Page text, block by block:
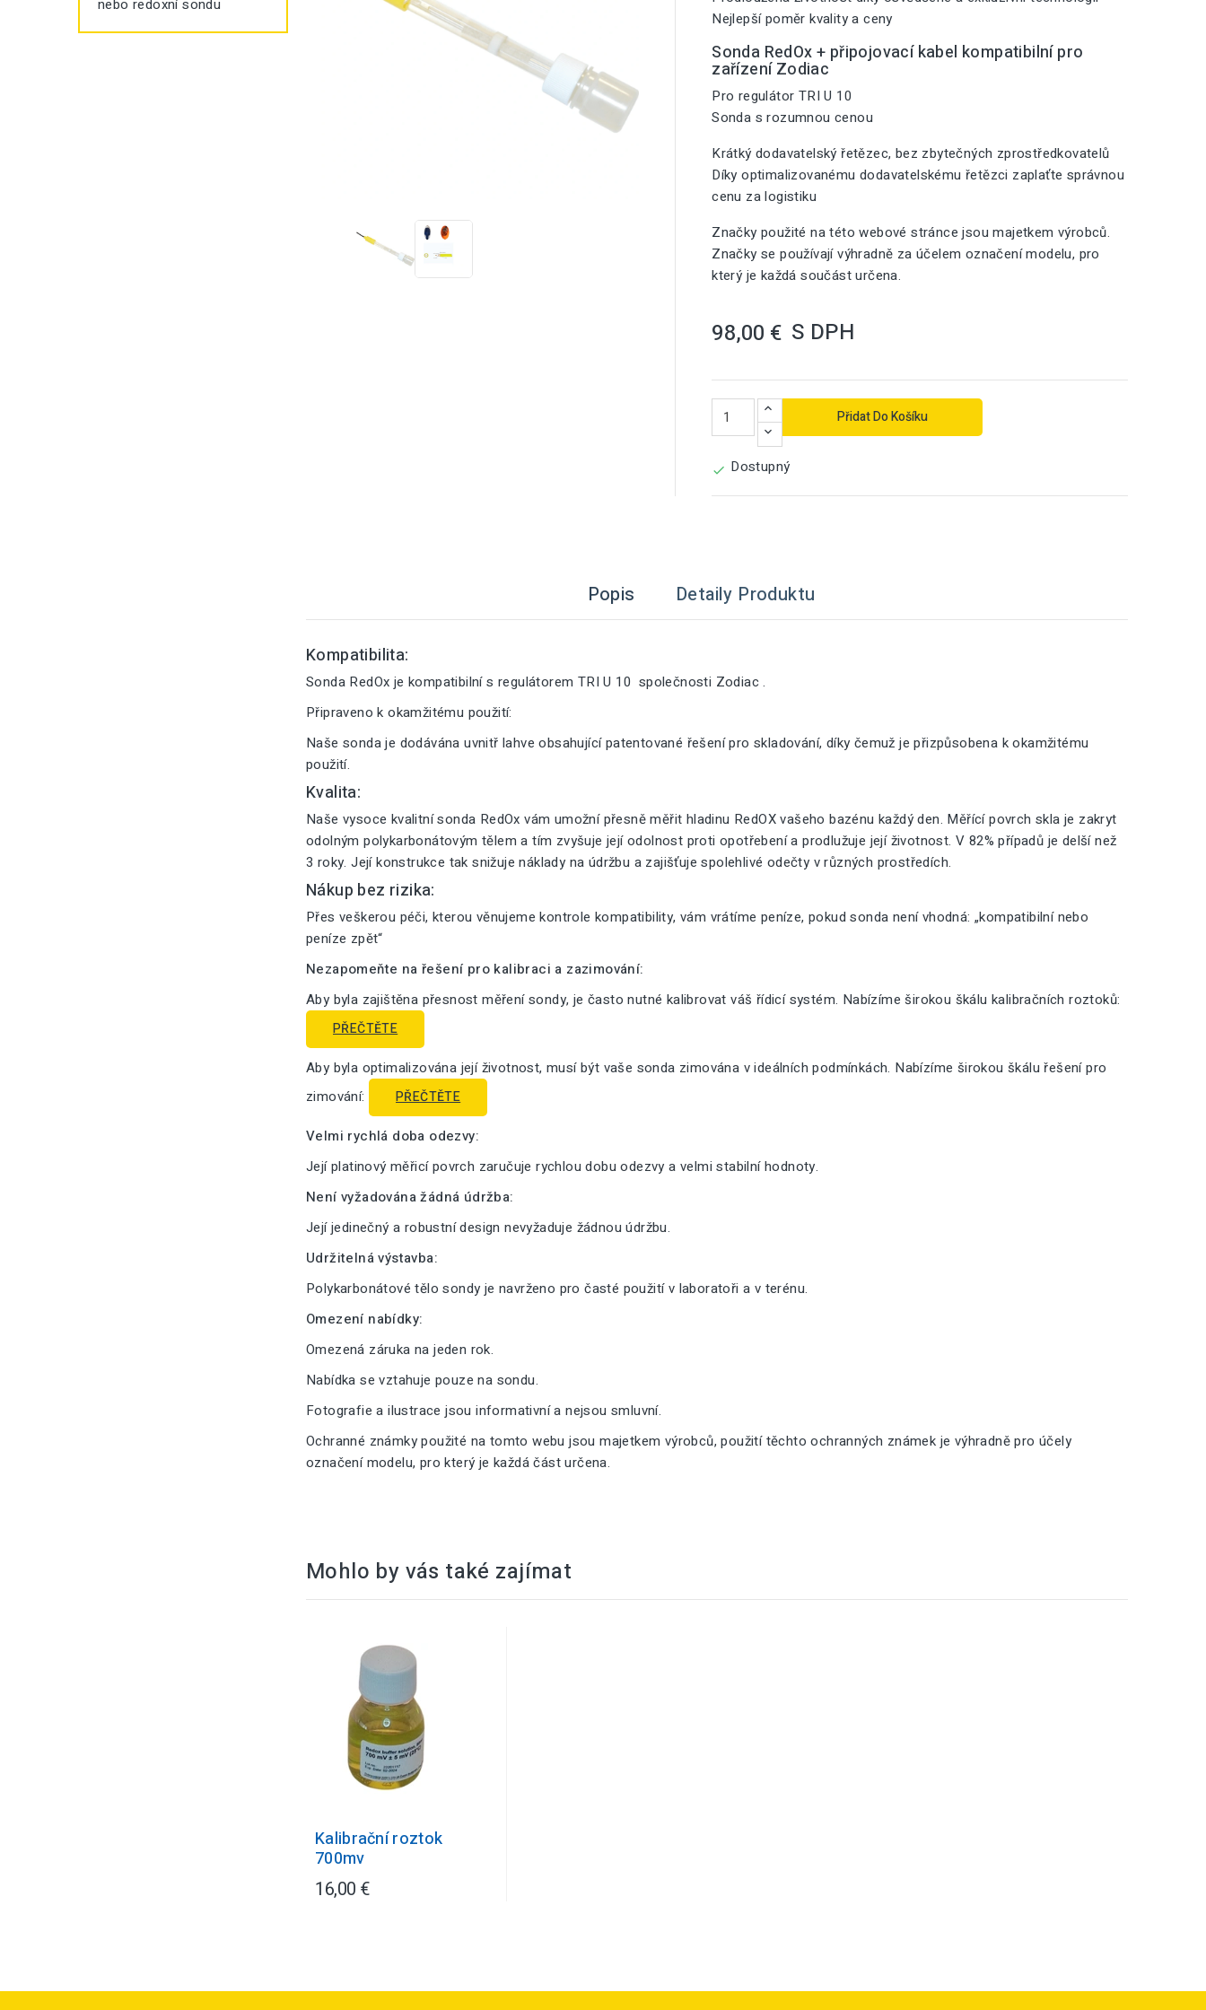
nebo redoxní sondu
Nejlepší poměr kvality a ceny
Sonda RedOx + připojovací kabel kompatibilní pro
zařízení Zodiac
Pro regulátor TRI U 10
Sonda s rozumnou cenou
Krátký dodavatelský řetězec, bez zbytečných zprostředkovatelů
Díky optimalizovanému dodavatelskému řetězci zaplaťte správnou
cenu za logistiku
Značky použité na této webové stránce jsou majetkem výrobců.
Značky se používají výhradně za účelem označení modelu, pro
který je každá součást určena.
98,00 € S DPH
Přidat Do Košíku
 Dostupný
Popis Detaily Produktu
Kompatibilita:
Sonda RedOx je kompatibilní s regulátorem TRI U 10 společnosti Zodiac .
Připraveno k okamžitému použití:
Naše sonda je dodávána uvnitř lahve obsahující patentované řešení pro skladování, díky čemuž je přizpůsobena k okamžitému
použití.
Kvalita:
Naše vysoce kvalitní sonda RedOx vám umožní přesně měřit hladinu RedOX vašeho bazénu každý den. Měřící povrch skla je zakryt
odolným polykarbonátovým tělem a tím zvyšuje její odolnost proti opotřebení a prodlužuje její životnost. V 82% případů je delší než
3 roky. Její konstrukce tak snižuje náklady na údržbu a zajišťuje spolehlivé odečty v různých prostředích.
Nákup bez rizika:
Přes veškerou péči, kterou věnujeme kontrole kompatibility, vám vrátíme peníze, pokud sonda není vhodná: „kompatibilní nebo
peníze zpět“
Nezapomeňte na řešení pro kalibraci a zazimování:
Aby byla zajištěna přesnost měření sondy, je často nutné kalibrovat váš řídicí systém. Nabízíme širokou škálu kalibračních roztoků:
PŘEČTĚTE
Aby byla optimalizována její životnost, musí být vaše sonda zimována v ideálních podmínkách. Nabízíme širokou škálu řešení pro
zimování:
PŘEČTĚTE
Velmi rychlá doba odezvy:
Její platinový měřicí povrch zaručuje rychlou dobu odezvy a velmi stabilní hodnoty.
Není vyžadována žádná údržba:
Její jedinečný a robustní design nevyžaduje žádnou údržbu.
Udržitelná výstavba:
Polykarbonátové tělo sondy je navrženo pro časté použití v laboratoři a v terénu.
Omezení nabídky:
Omezená záruka na jeden rok.
Nabídka se vztahuje pouze na sondu.
Fotografie a ilustrace jsou informativní a nejsou smluvní.
Ochranné známky použité na tomto webu jsou majetkem výrobců, použití těchto ochranných známek je výhradně pro účely
označení modelu, pro který je každá část určena.
Mohlo by vás také zajímat
Kalibrační roztok
700mv
16,00 €